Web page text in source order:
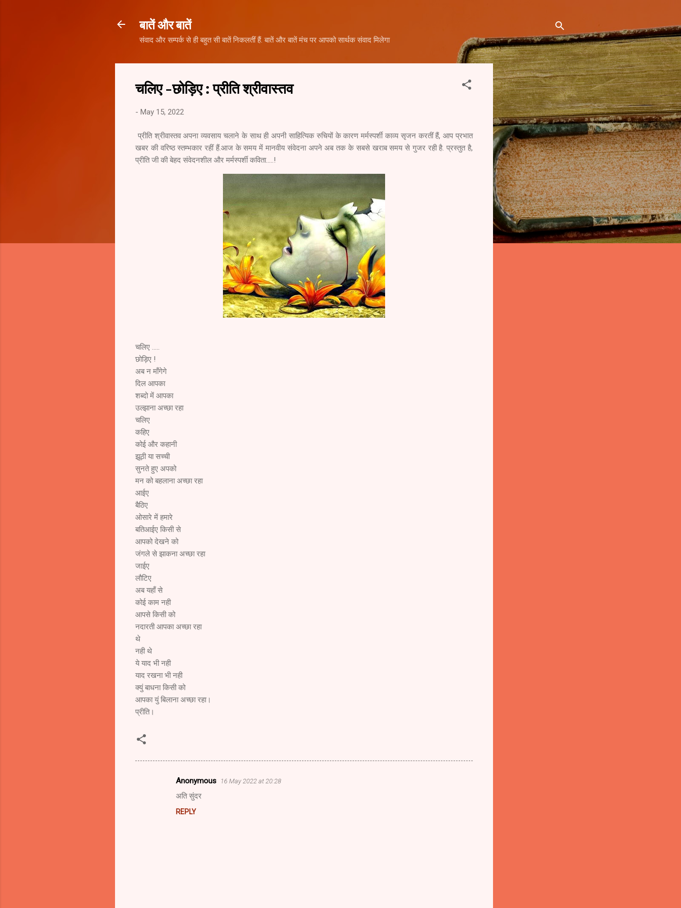
बातें और बातें
संवाद और सम्पर्क से ही बहुत सी बातें निकलतीं हैं. बातें और बातें मंच पर आपको सार्थक संवाद मिलेगा
चलिए -छोड़िए : प्रीति श्रीवास्तव
- May 15, 2022
प्रीति श्रीवास्तव अपना व्यवसाय चलाने के साथ ही अपनी साहित्यिक रुचियों के कारण मर्मस्पर्शी काव्य सृजन करतीं हैं, आप प्रभात
खबर की वरिष्ठ स्तम्भकार रहीं हैं.आज के समय में मानवीय संवेदना अपने अब तक के सबसे खराब समय से गुजर रही है. प्रस्तुत है,
प्रीति जी की बेहद संवेदनशील और मर्मस्पर्शी कविता.....!
चलिए .....
छोड़िए !
अब न माँगेगे
दिल आपका
शब्दो में आपका
उल्झाना अच्छा रहा
चलिए
कहिए
कोई और कहानी
झूठी या सच्ची
सुनते हुए अपको
मन को बहलाना अच्छा रहा
आईए
बैठिए
ओसारे में हमारे
बतिआईए किसी से
आपको देखने को
जंगले से झाकना अच्छा रहा
जाईए
लौटिए
अब यहाँ से
कोई काम नही
आपसे किसी को
नदारती आपका अच्छा रहा
थे
नही थे
ये याद भी नही
याद रखना भी नही
क्युं बाधना किसी को
आपका युं बिलाना अच्छा रहा।
प्रीति।
Anonymous 16 May 2022 at 20:28
अति सुंदर
REPLY